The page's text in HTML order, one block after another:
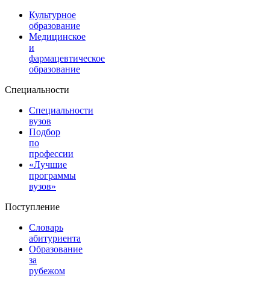
Культурное
образование
Медицинское
и
фармацевтическое
образование
Специальности
Специальности
вузов
Подбор
по
профессии
«Лучшие
программы
вузов»
Поступление
Словарь
абитуриента
Образование
за
рубежом